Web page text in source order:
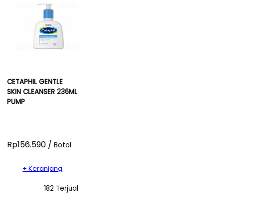
CETAPHIL GENTLE
SKIN CLEANSER 236ML
PUMP
Rp156.590 / Botol
+ Keranjang
182 Terjual